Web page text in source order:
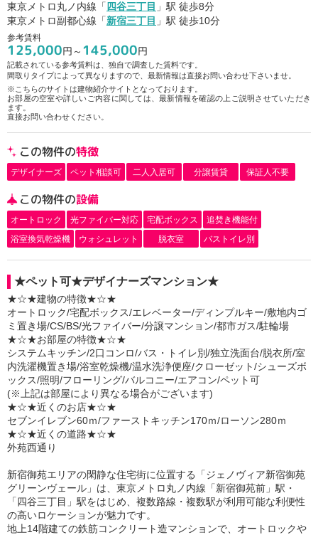
東京メトロ丸ノ内線「 四谷三丁目 」駅 徒歩8分
東京メトロ副都心線「新宿三丁目 」駅 徒歩10分
参考賃料
125,000円～ 145,000円
記載されている参考賃料は、独自で調査した賃料です。
間取りタイプによって異なりますので、最新情報は直接お問い合わせ下さいませ。
※こちらのサイトは建物紹介サイトとなっております。
お部屋の空室や詳しいご内容に関しては、最新情報を確認の上ご説明させていただき
ます。
直接お問い合わせください。
この物件の特徴
デザイナーズ ペット相談可 二人入居可 分譲賃貸 保証人不要
この物件の設備
オートロック 光ファイバー対応 宅配ボックス
追焚き機能付
浴室換気乾燥機
ウォシュレット 脱衣室 バストイレ別
★ペット可★デザイナーズマンション★
★☆★建物の特徴★☆★
オートロック/宅配ボックス/エレベーター/ディンプルキー/敷地内ゴ
ミ置き場/CS/BS/光ファイバー/分譲マンション/都市ガス/駐輪場
★☆★お部屋の特徴★☆★
システムキッチン/2口コンロ/バス・トイレ別/独立洗面台/脱衣所/室
内洗濯機置き場/浴室乾燥機/温水洗浄便座/クローゼット/シューズボ
ックス/照明/フローリング/バルコニー/エアコン/ペット可
(※上記は部屋により異なる場合がございます)
★☆★近くのお店★☆★
セブンイレブン60ｍ/ファーストキッチン170ｍ/ローソン280ｍ
★☆★近くの道路★☆★
外苑西通り
新宿御苑エリアの閑静な住宅街に位置する「ジェノヴィア新宿御苑
グリーンヴェール」は、東京メトロ丸ノ内線「新宿御苑前」駅・
「四谷三丁目」駅をはじめ、複数路線・複数駅が利用可能な利便性
の高いロケーションが魅力です。
地上14階建ての鉄筋コンクリート造マンションで、オートロックや